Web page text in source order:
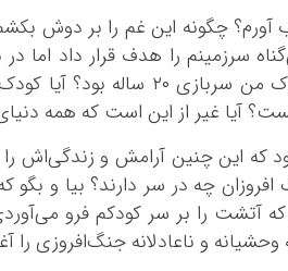
آورم؟ چگونه این غم را بر دوش
سرزمینم را هدف قرار داد اما
کاری ندارم؟! آیا کودک من
غیر از این است که همه دنیای
این چنین آرامش و زندگی‌اش را
چه در سر دارند؟ بیا و بگو
آتشت را بر سر کودکم فرو
و ناعادلانه جنگ‌افروزی را